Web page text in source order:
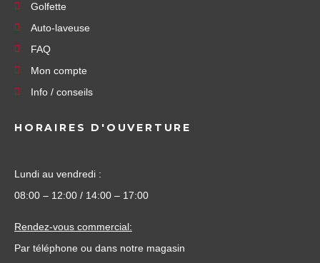
Golfette
Auto-laveuse
FAQ
Mon compte
Info / conseils
HORAIRES D'OUVERTURE
Lundi au vendredi :
08:00 – 12:00 / 14:00 – 17:00
Rendez-vous commercial:
Par téléphone ou dans notre magasin